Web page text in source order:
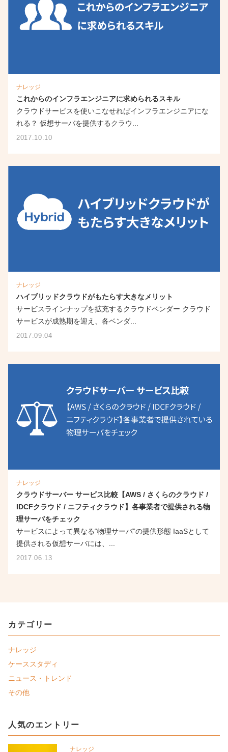
ナレッジ
これからのインフラエンジニアに求められるスキル
クラウドサービスを使いこなせればインフラエンジニアにな
れる？ 仮想サーバを提供するクラウ...
2017.10.10
ナレッジ
ハイブリッドクラウドがもたらす大きなメリット
サービスラインナップを拡充するクラウドベンダー クラウド
サービスが成熟期を迎え、各ベンダ...
2017.09.04
ナレッジ
クラウドサーバー サービス比較【AWS / さくらのクラウド /
IDCFクラウド / ニフティクラウド】各事業者で提供される物
理サーバをチェック
サービスによって異なる“物理サーバ”の提供形態 IaaSとして
提供される仮想サーバには、...
2017.06.13
カテゴリー
ナレッジ
ケーススタディ
ニュース・トレンド
その他
人気のエントリー
ナレッジ